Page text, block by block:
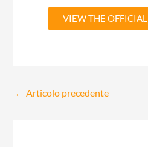
VIEW THE
← Articolo precedente